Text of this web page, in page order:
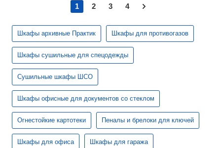
1 2 3 4
Шкафы архивные Практик Шкафы для противогазов
Шкафы сушильные для спецодежды
Сушильные шкафы ШСО
Шкафы офисные для документов со стеклом
Огнестойкие картотеки Пеналы и брелоки для ключей
Шкафы для офиса Шкафы для гаража